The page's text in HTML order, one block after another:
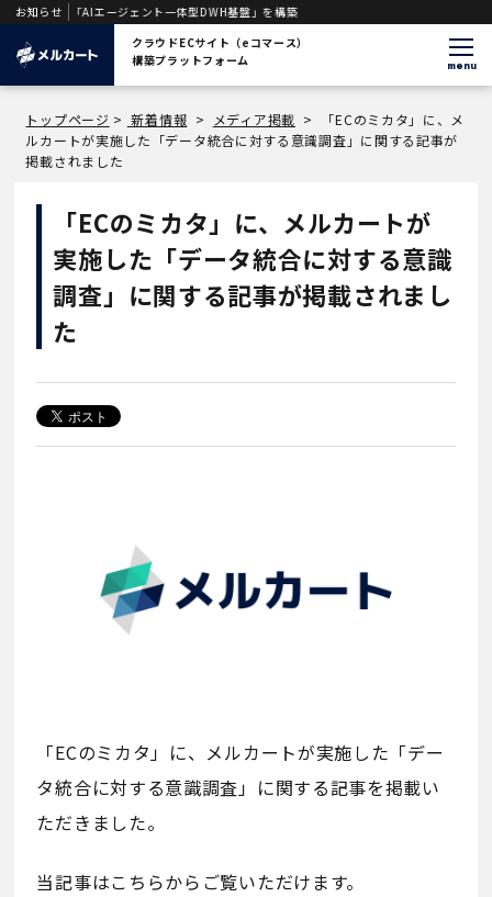
お知らせ
援する「AIエージェント一体型DWH基盤」を構築
クラウドECサイト（eコマース）
構築プラットフォーム
menu
トップページ > 新着情報 > メディア掲載 >
「ECのミカタ」に、メ
ルカートが実施した「データ統合に対する意識調査」に関する記事が
掲載されました
「ECのミカタ」に、メルカートが
実施した「データ統合に対する意識
調査」に関する記事が掲載されまし
た
「ECのミカタ」に、メルカートが実施した「デー
タ統合に対する意識調査」に関する記事を掲載い
ただきました。
当記事はこちらからご覧いただけます。